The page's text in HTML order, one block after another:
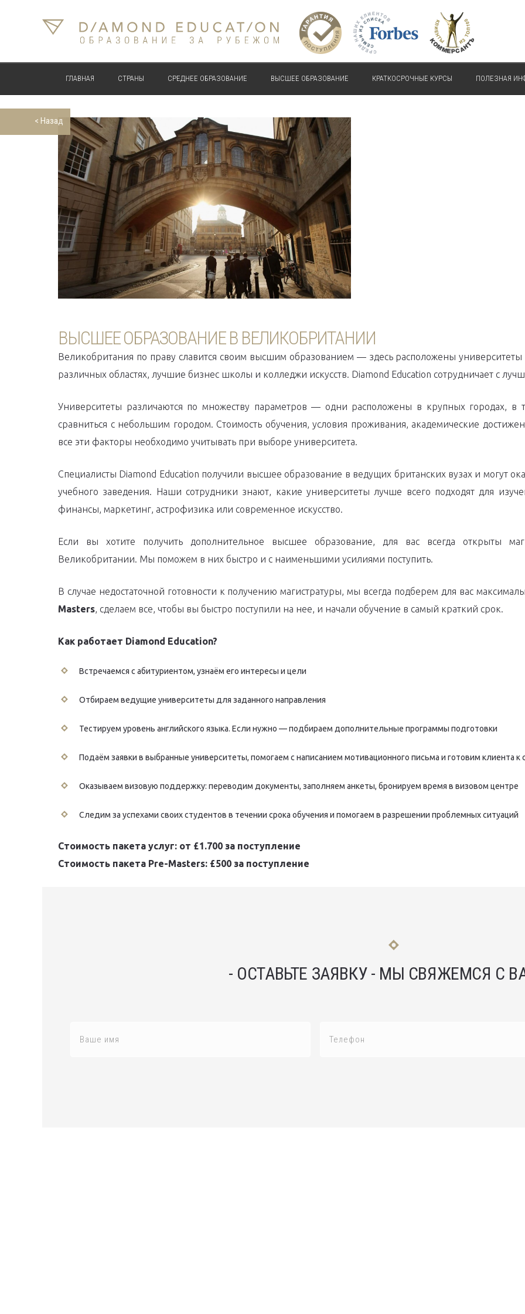
ГЛАВНАЯ СТРАНЫ СРЕДНЕЕ ОБРАЗОВАНИЕ ВЫСШЕЕ ОБРАЗОВАНИЕ КРАТКОСРОЧНЫЕ КУРСЫ ПОЛЕЗНАЯ
< Назад
ВЫСШЕЕ ОБРАЗОВАНИЕ В ВЕЛИКОБРИТАНИИ
Великобритания по праву славится своим высшим образованием — здесь расположены
различных областях, лучшие бизнес школы и колледжи искусств. Diamond Education сотрудничает с
Университеты различаются по множеству параметров — одни расположены в крупных городах, в
сравниться с небольшим городом. Стоимость обучения, условия проживания, академические
все эти факторы необходимо учитывать при выборе университета.
Специалисты Diamond Education получили высшее образование в ведущих британских вузах и могут
учебного заведения. Наши сотрудники знают, какие университеты лучше всего подходят для
финансы, маркетинг, астрофизика или современное искусство.
Если вы хотите получить дополнительное высшее образование, для вас всегда открыты
Великобритании. Мы поможем в них быстро и с наименьшими усилиями поступить.
В случае недостаточной готовности к получению магистратуры, мы всегда подберем для вас
Masters, сделаем все, чтобы вы быстро поступили на нее, и начали обучение в самый краткий срок.
Как работает Diamond Education?
Встречаемся с абитуриентом, узнаём его интересы и цели
Отбираем ведущие университеты для заданного направления
Тестируем уровень английского языка. Если нужно — подбираем дополнительные программы подготовки
Подаём заявки в выбранные университеты, помогаем с написанием мотивационного письма и готовим клиента к
Оказываем визовую поддержку: переводим документы, заполняем анкеты, бронируем время в визовом центре
Следим за успехами своих студентов в течении срока обучения и помогаем в разрешении проблемных ситуаций
Стоимость пакета услуг: от £1.700 за поступление
Стоимость пакета Pre-Masters: £500 за поступление
- ОСТАВЬТЕ ЗАЯВКУ - МЫ СВЯЖЕМСЯ С